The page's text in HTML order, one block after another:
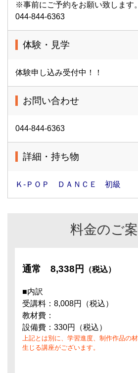
※事前にご予約をお願い致します。
044-844-6363
体験・見学
体験申し込み受付中！！
お問い合わせ
044-844-6363
詳細・持ち物
Ｋ-ＰＯＰ ＤＡＮＣＥ 初級
料金のご
通常 8,338円 （税込）
■内訳
受講料：8,008円（税込）
教材費：
設備費：330円（税込）
上記とは別に、学習進度、制作作品の
生じる講座がございます。